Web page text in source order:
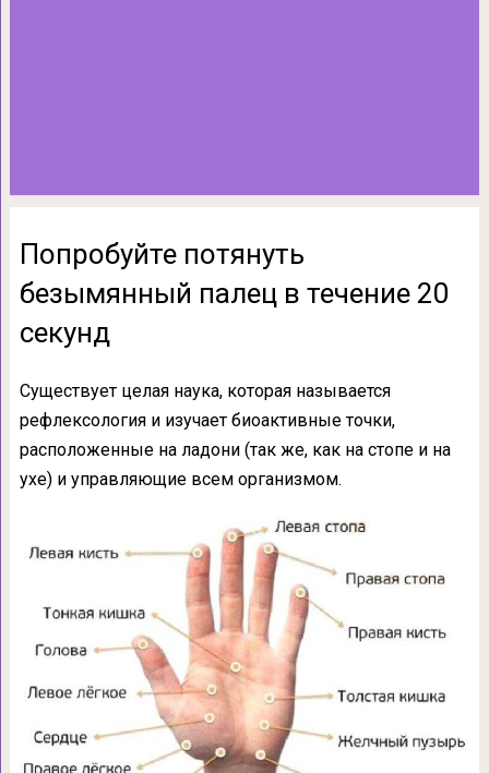
Попробуйте потянуть
безымянный палец в течение 20
секунд
Существует целая наука, которая называется
рефлексология и изучает биоактивные точки,
расположенные на ладони (так же, как на стопе и на
ухе) и управляющие всем организмом.